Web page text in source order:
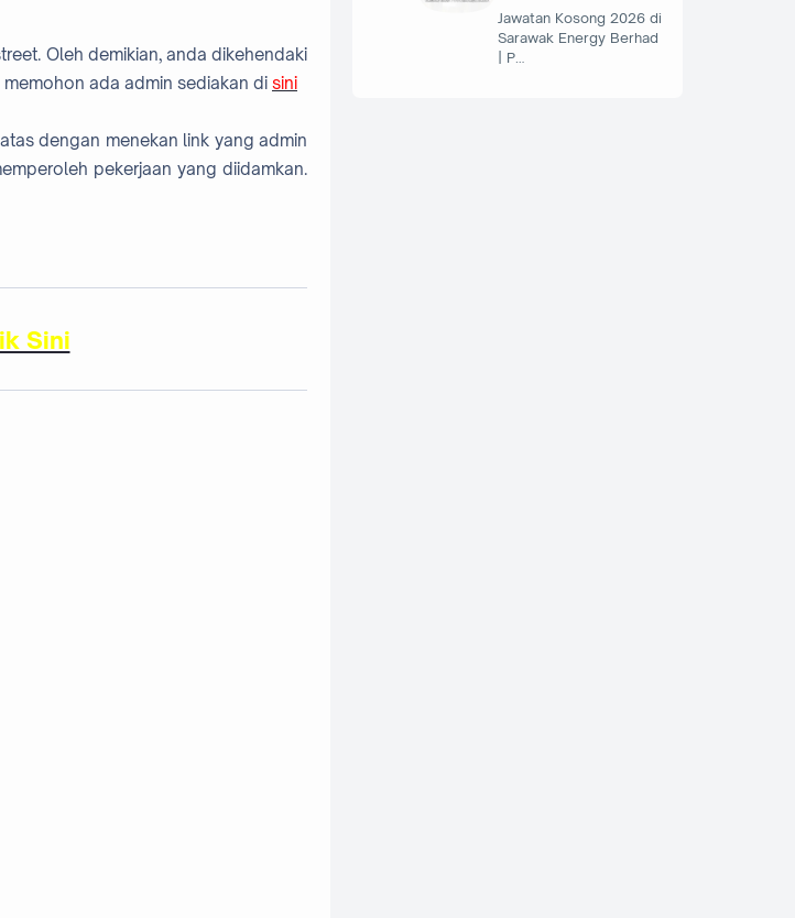
Oleh demikian, anda dikehendaki
ada admin sediakan di sini
dengan menekan link yang admin
pekerjaan yang diidamkan.
Sini
Jawatan Kosong 2026 di
Sarawak Energy Berhad
| P…